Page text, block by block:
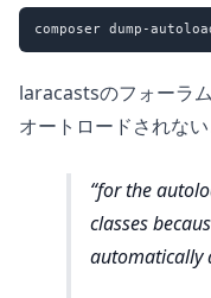
laracastsのフォーラ
オートロードされない
for the
classes
automatically